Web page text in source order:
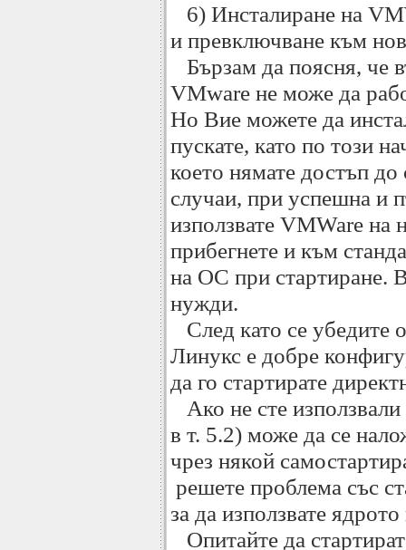
6) Инсталиране на
и превключване към
Бързам да поясня, че
VMware не може да
Но Вие можете да
пускате, като по този
което нямате достъп
случаи, при успешна и
използвате VMWare
прибегнете и към
на ОС при стартиране.
нужди.
След като се
Линукс е добре
да го стартирате
Ако не сте
в т. 5.2) може да се
чрез някой
решете проблема със
за да използвате
Опитайте да